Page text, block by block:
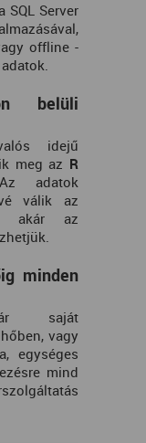
Server
offline -
belüli
idejű
meg az R
adatok
válik az
akár az
minden
saját
vagy
egységes
mind